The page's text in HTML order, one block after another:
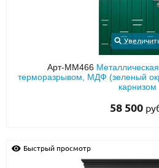
Арт-ММ466
терморазрывом, МДФ (зеленый
карнизом
58 500
Быстрый просмотр